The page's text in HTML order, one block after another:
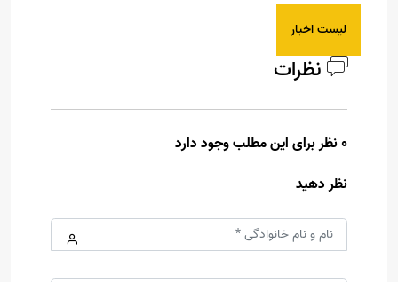
لیست اخبار
نظرات
0 نظر برای این مطلب وجود دارد
نظر دهید